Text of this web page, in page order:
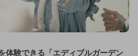
体験できる「エディブルガーデン